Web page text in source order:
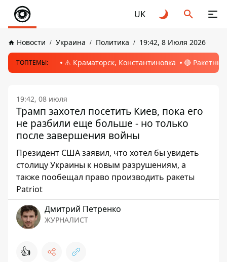
UK
Новости Украина Политика 19:42, 8 Июля 2026
ТОПТЕМЫ: ⚠️ Краматорск, Константиновка 🔴
19:42, 08 июля
Трамп захотел посетить Киев, пока его
не разбили еще больше - но только
после завершения войны
Президент США заявил, что хотел бы увидеть
столицу Украины к новым разрушениям, а
также пообещал право производить ракеты
Patriot
Дмитрий Петренко
ЖУРНАЛИСТ
👍